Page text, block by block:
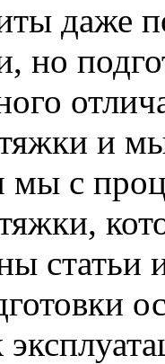
даже
но
и
с
статьи